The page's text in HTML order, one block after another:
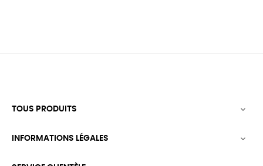
TOUS PRODUITS 
INFORMATIONS LÉGALES 